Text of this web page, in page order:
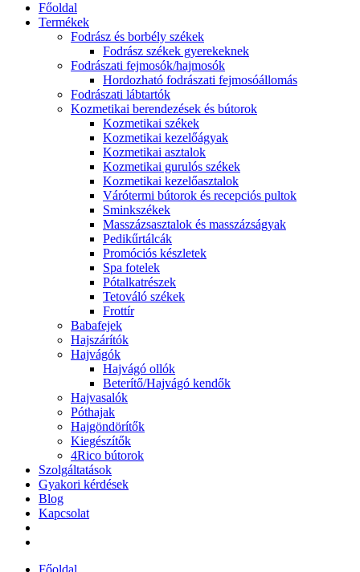
Főoldal
Termékek
Fodrász és borbély székek
Fodrász székek gyerekeknek
Fodrászati fejmosók/hajmosók
Hordozható fodrászati fejmosóállomás
Fodrászati lábtartók
Kozmetikai berendezések és bútorok
Kozmetikai székek
Kozmetikai kezelőágyak
Kozmetikai asztalok
Kozmetikai gurulós székek
Kozmetikai kezelőasztalok
Várótermi bútorok és recepciós pultok
Sminkszékek
Masszázsasztalok és masszázságyak
Pedikűrtálcák
Promóciós készletek
Spa fotelek
Pótalkatrészek
Tetováló székek
Frottír
Babafejek
Hajszárítók
Hajvágók
Hajvágó ollók
Beterítő/Hajvágó kendők
Hajvasalók
Póthajak
Hajgöndörítők
Kiegészítők
4Rico bútorok
Szolgáltatások
Gyakori kérdések
Blog
Kapcsolat
Főoldal